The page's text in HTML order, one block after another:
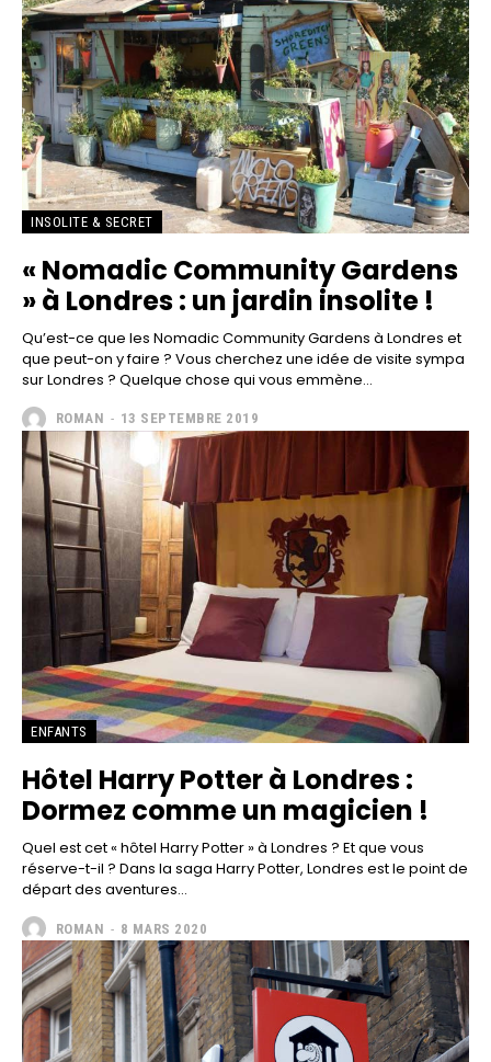
INSOLITE & SECRET
« Nomadic Community Gardens
» à Londres : un jardin insolite !
Qu’est-ce que les Nomadic Community Gardens à Londres et
que peut-on y faire ? Vous cherchez une idée de visite sympa
sur Londres ? Quelque chose qui vous emmène...
ROMAN - 13 SEPTEMBRE 2019
ENFANTS
Hôtel Harry Potter à Londres :
Dormez comme un magicien !
Quel est cet « hôtel Harry Potter » à Londres ? Et que vous
réserve-t-il ? Dans la saga Harry Potter, Londres est le point de
départ des aventures...
ROMAN - 8 MARS 2020